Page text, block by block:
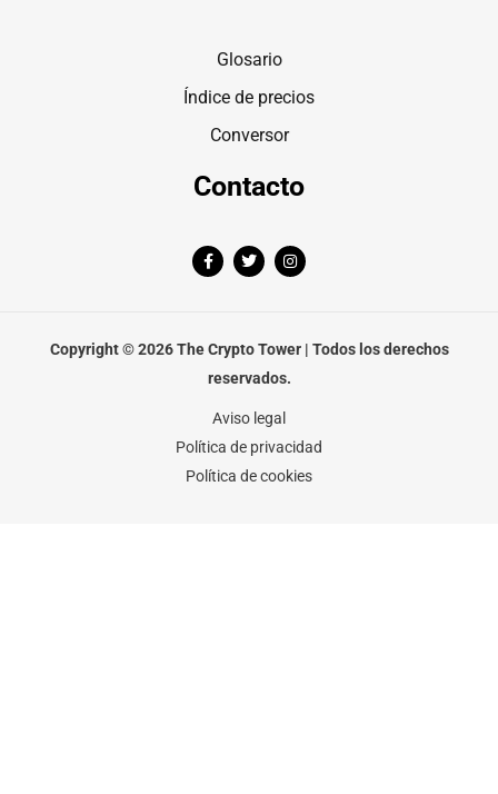
Glosario
Índice de precios
Conversor
Contacto
F
a
o
-
T
w
r
I
n
r
Copyright © 2026 The Crypto Tower | Todos los derechos
reservados.
Aviso legal
Política de privacidad
Política de cookies